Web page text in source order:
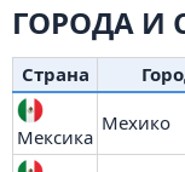
ГОРОДА И
Страна
Мексика
Мехико